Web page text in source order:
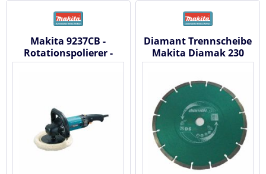
Makita 9237CB -
Rotationspolierer -
Schleifer 180 mm
Diamant Trennscheibe
Makita Diamak 230
mm x 22 P-44155